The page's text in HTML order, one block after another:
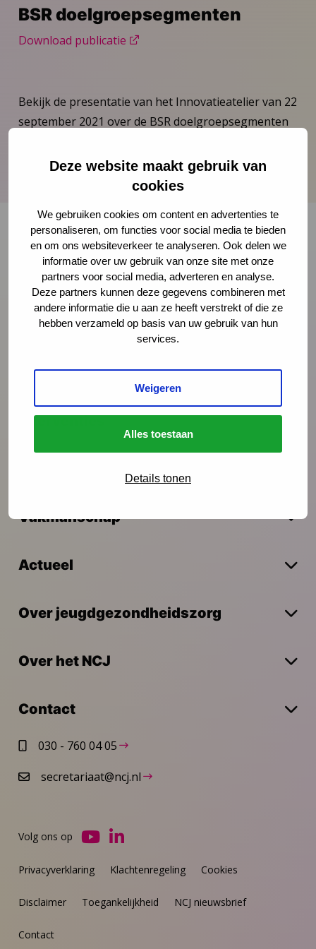
Deze website maakt gebruik van
cookies
We gebruiken cookies om content en advertenties te
personaliseren, om functies voor social media te bieden
en om ons websiteverkeer te analyseren. Ook delen we
informatie over uw gebruik van onze site met onze
partners voor social media, adverteren en analyse.
Deze partners kunnen deze gegevens combineren met
andere informatie die u aan ze heeft verstrekt of die ze
hebben verzameld op basis van uw gebruik van hun
services.
Weigeren
Alles toestaan
Details tonen
BSR doelgroepsegmenten
Download publicatie
Bekijk de presentatie van het Innovatieatelier van 22
september 2021 over de BSR doelgroepsegmenten
de campagne ‘Ode aan ouders’.
Onze nieuwsbrief ontvangen?
Schrijf je in
Preventie
Interventies
Vakmanschap
Actueel
Over jeugdgezondheidszorg
Over het NCJ
Contact
030 - 760 04 05
secretariaat@ncj.nl
Privacyverklaring Klachtenregeling Cookies
Disclaimer Toegankelijkheid NCJ nieuwsbrief
Contact
Volg ons op
Ga
YouTube
Ga
LinkedIn